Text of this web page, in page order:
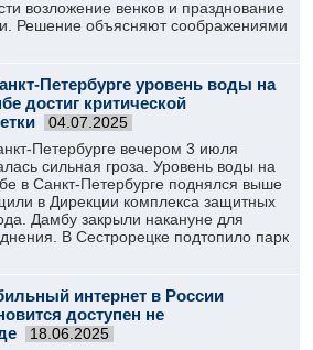
возложение венков и празднование
Решение объясняют соображениями
Петербурге уровень воды на
достиг критической
04.07.2025
Петербурге вечером 3 июля
сильная гроза. Уровень воды на
в Санкт-Петербурге поднялся выше
в Дирекции комплекса защитных
Дамбу закрыли накануне для
В Сестрорецке подтопило парк
интернет в России
доступен не
18.06.2025